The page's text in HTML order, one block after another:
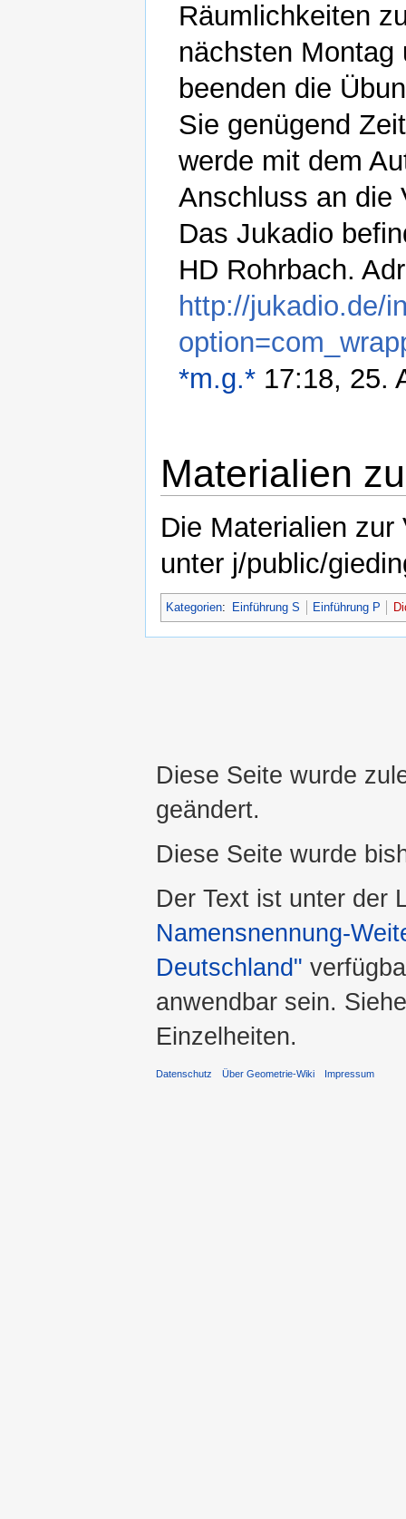
Räumlichkeiten
nächsten
beenden die
Sie genügend
werde mit dem
Anschluss an die
Das Jukadio
HD Rohrbach.
http://jukadio.de/
*m.g.* 17:18, 25.
Materialien
Die Materialien
unter j/public/
Kategorien: Einführung S Einführung P
Diese Seite wurde
geändert.
Diese Seite wurde
Der Text ist unter der
Namensnennung-
Deutschland"
anwendbar sein.
Einzelheiten.
Datenschutz Über Geometrie-Wiki Impressum